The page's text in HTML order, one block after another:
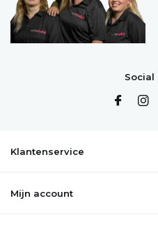
Social
Klantenservice
Mijn account